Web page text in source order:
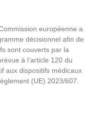
européenne a
décisionnel afin de
sont couverts par la
à l’article 120 du
aux dispositifs médicaux
(UE) 2023/607.